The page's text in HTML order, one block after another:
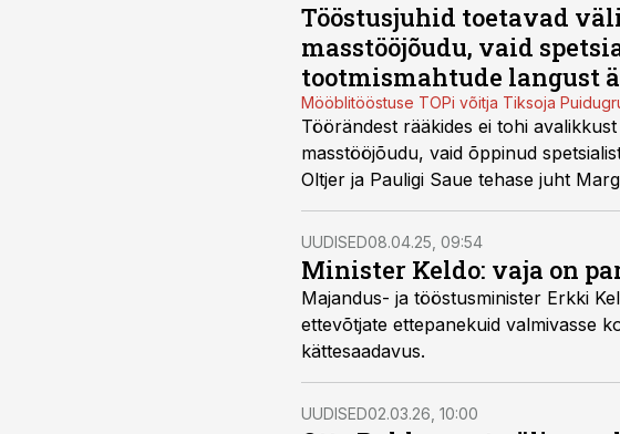
Tööstusjuhid toetavad
masstööjõudu, vaid
tootmismahtude langust
Mööblitööstuse TOPi võitja Tiksoja
Töörändest rääkides ei tohi
masstööjõudu, vaid õppinud
Oltjer ja Pauligi Saue tehase juht
aitab see vältida tootmismahtude
UUDISED08.04.25, 09:54
Minister Keldo: vaja on
Majandus- ja tööstusminister Erkki
ettevõtjate ettepanekuid valmivasse
kättesaadavus.
UUDISED02.03.26, 10:00